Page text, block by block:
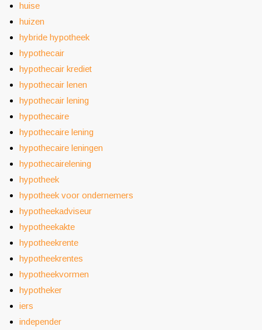
huise
huizen
hybride hypotheek
hypothecair
hypothecair krediet
hypothecair lenen
hypothecair lening
hypothecaire
hypothecaire lening
hypothecaire leningen
hypothecairelening
hypotheek
hypotheek voor ondernemers
hypotheekadviseur
hypotheekakte
hypotheekrente
hypotheekrentes
hypotheekvormen
hypotheker
iers
independer